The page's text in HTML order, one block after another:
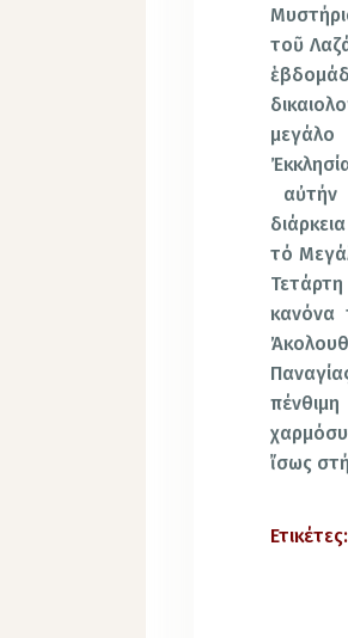
τοῦ
αὐτήν
τό
κανόνα
ἴσως
Ετικέτες: